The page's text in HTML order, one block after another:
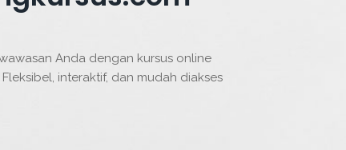
Anda dengan kursus online
interaktif, dan mudah diakses